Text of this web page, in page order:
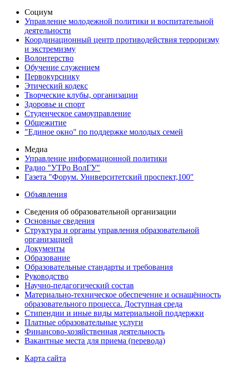
Социум
Управление молодежной политики и воспитательной
деятельности
Координационный центр противодействия терроризму
и экстремизму
Волонтерство
Обучение служением
Первокурснику
Этический кодекс
Творческие клубы, организации
Здоровье и спорт
Студенческое самоуправление
Общежитие
"Единое окно" по поддержке молодых семей
Медиа
Управление информационной политики
Радио "УТРо ВолГУ"
Газета "Форум. Университетский проспект,100"
Объявления
Сведения об образовательной организации
Основные сведения
Структура и органы управления образовательной
организацией
Документы
Образование
Образовательные стандарты и требования
Руководство
Научно-педагогический состав
Материально-техническое обеспечение и оснащённость
образовательного процесса. Доступная среда
Стипендии и иные виды материальной поддержки
Платные образовательные услуги
Финансово-хозяйственная деятельность
Вакантные места для приема (перевода)
Карта сайта